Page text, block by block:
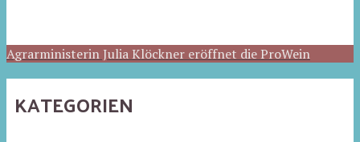
Agrarministerin Julia Klöckner eröffnet die ProWein
KATEGORIEN